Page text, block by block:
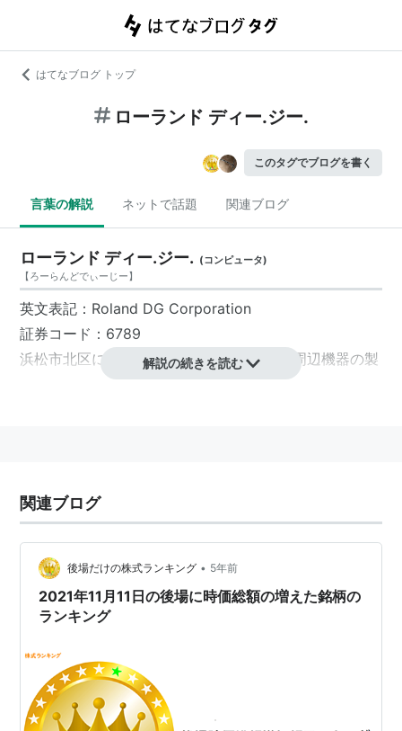
はてなブログ トップ
ローランド ディー.ジー.
このタグでブログを書く
言葉の解説 ネットで話題 関連ブログ
ローランド ディー.ジー. (コンピュータ)
【ろーらんどでぃーじー】
英文表記： Roland DG Corporation
証券コード：6789
浜松市北区に本社をおく、『コンピュータ周辺機器の製
造および販売』を主な事業とする会社。
1983年、現在の「
解説の続きを読む
関連ブログ
後場だけの株式ランキング • 5年前
2021年11月11日の後場に時価総額の増えた銘柄の
ランキング